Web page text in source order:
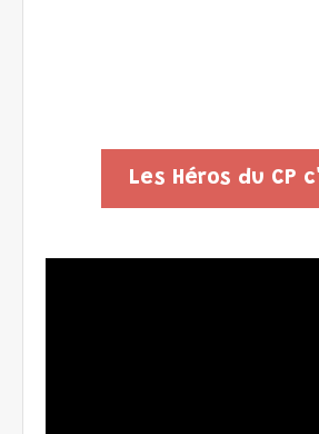
Les Héros du CP